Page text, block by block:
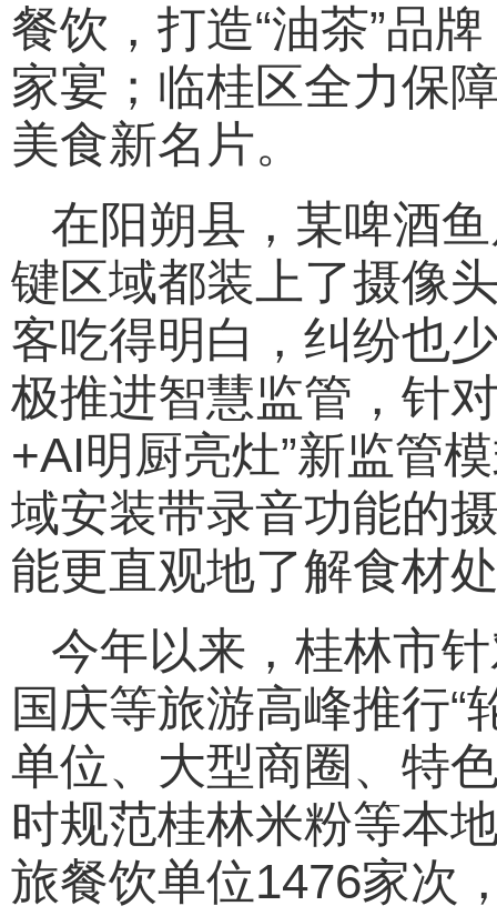
餐饮，打造“油茶”品
家宴；临桂区全力保
美食新名片。
在阳朔县，某啤酒
键区域都装上了摄像
客吃得明白，纠纷也
极推进智慧监管，针
+AI明厨亮灶”新监管
域安装带录音功能的
能更直观地了解食材
今年以来，桂林市
国庆等旅游高峰推行“
单位、大型商圈、特
时规范桂林米粉等本
旅餐饮单位1476家次